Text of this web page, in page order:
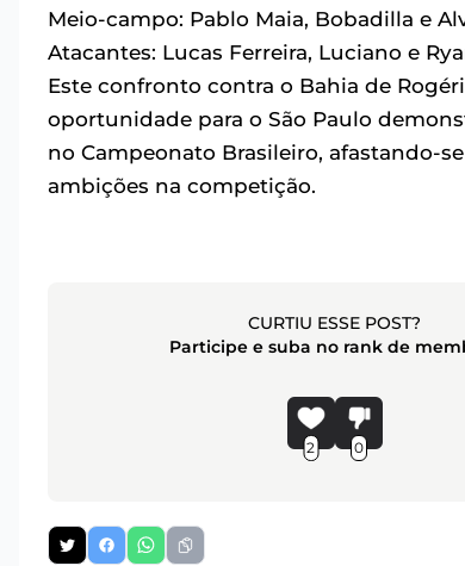
Meio-campo: Pablo Maia, Bobadilla e
Atacantes: Lucas Ferreira, Luciano e
Este confronto contra o Bahia de
oportunidade para o São Paulo
no Campeonato Brasileiro, afastando-
ambições na competição.
CURTIU ESSE POST?
Participe e suba no rank de
2 0